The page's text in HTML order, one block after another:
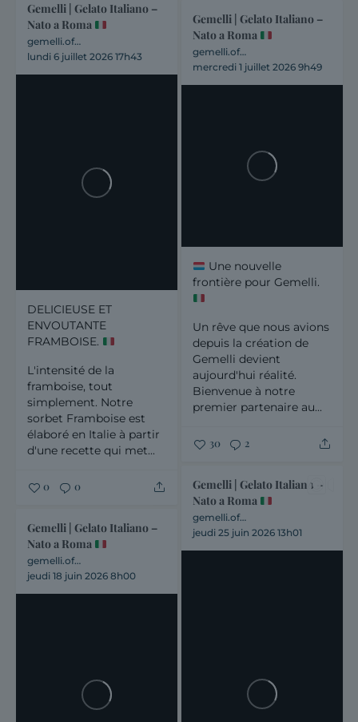
Gemelli | Gelato Italiano –
Nato a Roma
gemelli.officiel
lundi 6 juillet 2026 17h43
DELICIEUSE ET
ENVOUTANTE
FRAMBOISE.
L'intensité de la
framboise, tout
simplement. Notre
sorbet Framboise est
élaboré en Italie à partir
d'une recette qui met...
0 0
Gemelli | Gelato Italiano –
Nato a Roma
gemelli.officiel
mercredi 1 juillet 2026 9h49
Une nouvelle
frontière pour Gemelli.
Un rêve que nous avions
depuis la création de
Gemelli devient
aujourd'hui réalité.
Bienvenue à notre
premier partenaire au...
30 2
Gemelli | Gelato Italiano –
Nato a Roma
gemelli.officiel
jeudi 25 juin 2026 13h01
Gemelli | Gelato Italiano –
Nato a Roma
gemelli.officiel
jeudi 18 juin 2026 8h00